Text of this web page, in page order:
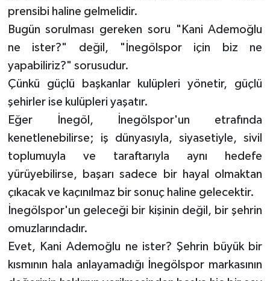
prensibi haline gelmelidir.
Bugün sorulması gereken soru "Kani Ademoğlu
ne ister?" değil, "İnegölspor için biz ne
yapabiliriz?" sorusudur.
Çünkü güçlü başkanlar kulüpleri yönetir, güçlü
şehirler ise kulüpleri yaşatır.
Eğer İnegöl, İnegölspor'un etrafında
kenetlenebilirse; iş dünyasıyla, siyasetiyle, sivil
toplumuyla ve taraftarıyla aynı hedefe
yürüyebilirse, başarı sadece bir hayal olmaktan
çıkacak ve kaçınılmaz bir sonuç haline gelecektir.
İnegölspor'un geleceği bir kişinin değil, bir şehrin
omuzlarındadır.
Evet, Kani Ademoğlu ne ister? Şehrin büyük bir
kısmının hala anlayamadığı İnegölspor markasının